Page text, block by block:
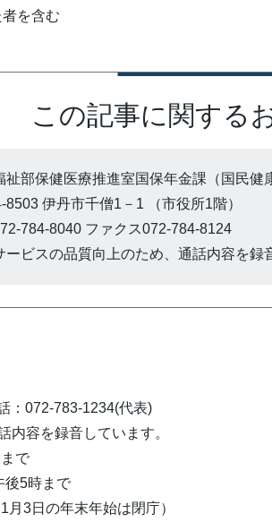
を含む
この記事に関する
祉部保健医療推進室国保年金課（国民健
8503 伊丹市千僧1－1 （市役所1階）
784-8040 ファクス072-784-8124
ービスの品質向上のため、通話内容を録
：072-783-1234(代表)
内容を録音しています。
で
後5時まで
月3日の年末年始は閉庁）